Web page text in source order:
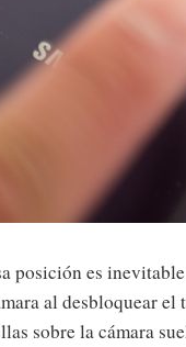
posición es
al desbloquear
sobre la cámara